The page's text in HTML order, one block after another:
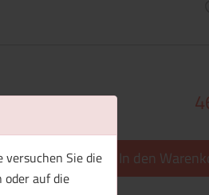
Sie die
oder auf die
In den